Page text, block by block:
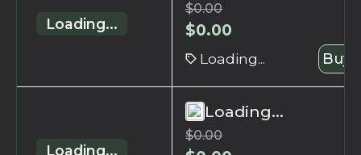
Loading...
$0.00
$0.00
Loading... Buy
Loading...
Loading...
$0.00